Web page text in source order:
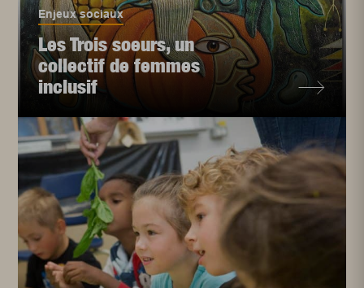
Enjeux sociaux
Les Trois soeurs, un
collectif de femmes
inclusif